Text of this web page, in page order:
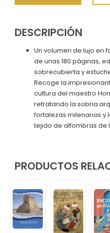
DESCRIPCIÓN
Un volumen de lujo en
de unas 180 páginas,
sobrecubierta y
Recoge la
cultura del maestro
retratando la sobria
fortalezas milenarias y
tejido de alfombras de
PRODUCTOS